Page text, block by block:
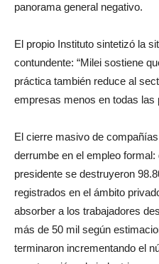
panorama general negativo.
El propio Instituto sintetizó la
contundente: “Milei sostiene
práctica también reduce al
empresas menos en todas las
El cierre masivo de
derrumbe en el empleo
presidente se destruyeron
registrados en el ámbito
absorber a los trabajadores
más de 50 mil según
terminaron incrementando el